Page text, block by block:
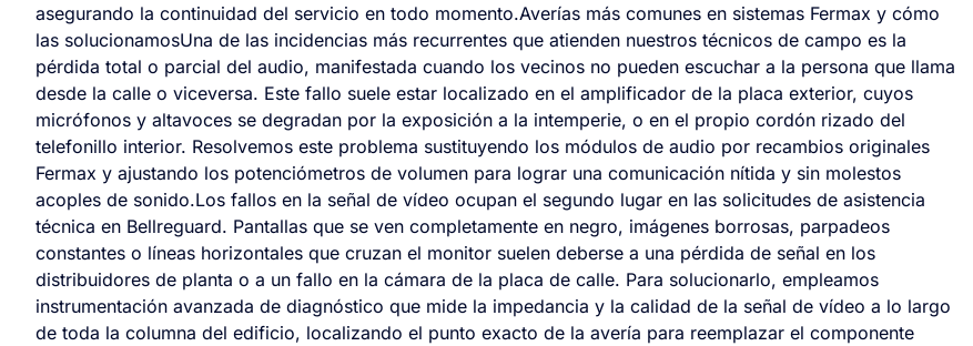
asegurando la continuidad del servicio en todo momento.Averías más comunes en sistemas Fermax y cómo
las solucionamosUna de las incidencias más recurrentes que atienden nuestros técnicos de campo es la
pérdida total o parcial del audio, manifestada cuando los vecinos no pueden escuchar a la persona que llama
desde la calle o viceversa. Este fallo suele estar localizado en el amplificador de la placa exterior, cuyos
micrófonos y altavoces se degradan por la exposición a la intemperie, o en el propio cordón rizado del
telefonillo interior. Resolvemos este problema sustituyendo los módulos de audio por recambios originales
Fermax y ajustando los potenciómetros de volumen para lograr una comunicación nítida y sin molestos
acoples de sonido.Los fallos en la señal de vídeo ocupan el segundo lugar en las solicitudes de asistencia
técnica en Bellreguard. Pantallas que se ven completamente en negro, imágenes borrosas, parpadeos
constantes o líneas horizontales que cruzan el monitor suelen deberse a una pérdida de señal en los
distribuidores de planta o a un fallo en la cámara de la placa de calle. Para solucionarlo, empleamos
instrumentación avanzada de diagnóstico que mide la impedancia y la calidad de la señal de vídeo a lo largo
de toda la columna del edificio, localizando el punto exacto de la avería para reemplazar el componente